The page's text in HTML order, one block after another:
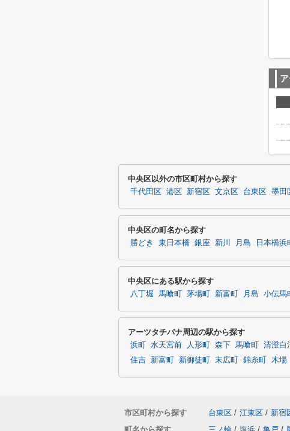
中央区以外の市区町村から探す
千代田区 港区 新宿区 文京区 台東区 墨田
中央区の町名から探す
勝どき 東日本橋 銀座 新川 月島 日本橋浜町
中央区にある駅から探す
八丁堀 馬喰町 茅場町 新富町 月島 小伝馬町
アーツタチバナ周辺の駅から探す
浜町 水天宮前 人形町 森下 馬喰町 清澄白
住吉
新富町 新御徒町 末広町 錦糸町 木場
市区町村から探す 台東区 / 江東区 / 新宿